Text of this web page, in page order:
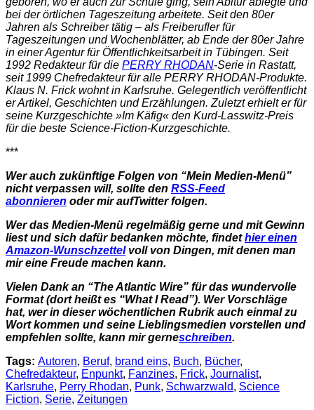
bei der örtlichen Tageszeitung arbeitete. Seit den 80er
Jahren als Schreiber tätig – als Freiberufler für
Tageszeitungen und Wochenblätter, ab Ende der 80er Jahre
in einer Agentur für Öffentlichkeitsarbeit in Tübingen. Seit
1992 Redakteur für die PERRY RHODAN-Serie in Rastatt,
seit 1999 Chefredakteur für alle PERRY RHODAN-Produkte.
Klaus N. Frick wohnt in Karlsruhe. Gelegentlich veröffentlicht
er Artikel, Geschichten und Erzählungen. Zuletzt erhielt er für
seine Kurzgeschichte »Im Käfig« den Kurd-Lasswitz-Preis
für die beste Science-Fiction-Kurzgeschichte.
***
Wer auch zukünftige Folgen von “Mein Medien-Menü”
nicht verpassen will, sollte den RSS-Feed
abonnieren oder mir aufTwitter folgen.
Wer das Medien-Menü regelmäßig gerne und mit Gewinn
liest und sich dafür bedanken möchte, findethier einen
Amazon-Wunschzettelvoll von Dingen, mit denen man
mir eine Freude machen kann.
Vielen Dank an “The Atlantic Wire” für das wundervolle
Format (dort heißt es “What I Read”). Wer Vorschläge
hat, wer in dieser wöchentlichen Rubrik auch einmal zu
Wort kommen und seine Lieblingsmedien vorstellen und
empfehlen sollte, kann mir gerneschreiben.
Tags: Autoren, Beruf, brand eins, Buch, Bücher,
Chefredakteur, Enpunkt, Fanzines, Frick, Journalist,
Karlsruhe, Perry Rhodan, Punk, Schwarzwald, Science
Fiction, Serie, Zeitungen